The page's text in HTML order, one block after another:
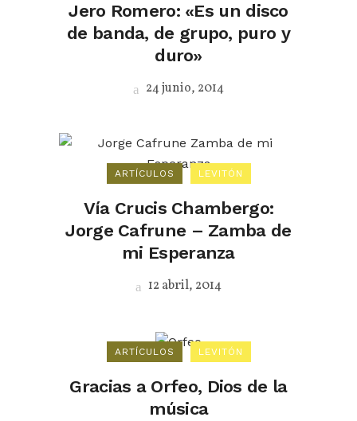
Jero Romero: «Es un disco
de banda, de grupo, puro y
duro»
24 junio, 2014
ARTÍCULOS LEVITÓN
Vía Crucis Chambergo:
Jorge Cafrune – Zamba de
mi Esperanza
12 abril, 2014
ARTÍCULOS LEVITÓN
Gracias a Orfeo, Dios de la
música